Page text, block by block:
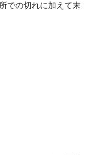
での切れに加えて末